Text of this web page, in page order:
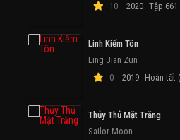
10
2020 Tập 661
Linh Kiếm Tôn
Ling Jian Zun
0
2019 Hoàn tất
Thủy Thủ Mặt Trăng
Sailor Moon